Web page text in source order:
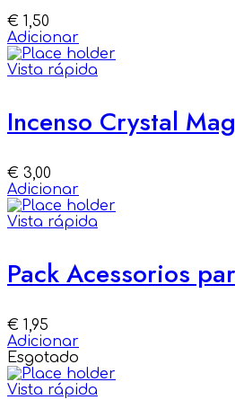
€ 1,50
Adicionar
Vista rápida
Incenso Crystal
€ 3,00
Adicionar
Vista rápida
Pack Acessorios
€ 1,95
Adicionar
Esgotado
Vista rápida